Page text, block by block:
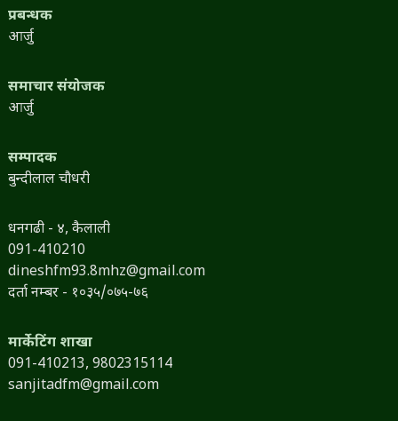
प्रबन्धक
आर्जु
समाचार संयोजक
आर्जु
सम्पादक
बुन्दीलाल चौधरी
धनगढी - ४, कैलाली
091-410210
dineshfm93.8mhz@gmail.com
दर्ता नम्बर - १०३५/०७५-७६
मार्केटिंग शाखा
091-410213, 9802315114
sanjitadfm@gmail.com